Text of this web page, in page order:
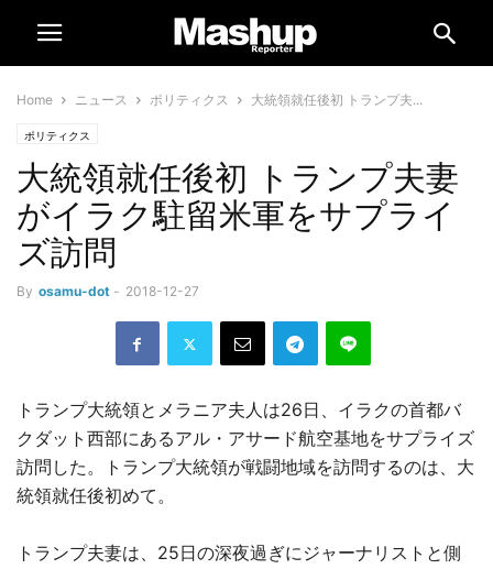
Home ニュース ポリティクス 大統領就任後初 トランプ夫...
ポリティクス
大統領就任後初 トランプ夫妻
がイラク駐留米軍をサプライ
ズ訪問
By osamu-dot - 2018-12-27
トランプ大統領とメラニア夫人は26日、イラクの首都バ
クダット西部にあるアル・アサード航空基地をサプライズ
訪問した。トランプ大統領が戦闘地域を訪問するのは、大
統領就任後初めて。
トランプ夫妻は、25日の深夜過ぎにジャーナリストと側